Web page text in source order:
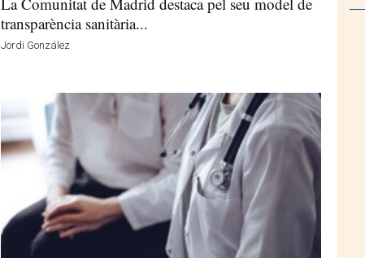
transparència sanitària...
Jordi González